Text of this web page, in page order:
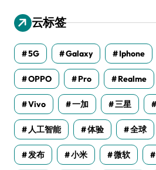
云标签
5G Galaxy Iphone
OPPO Pro Realme
Vivo 一加 三星
人工智能 体验 全球
发布 小米 微软